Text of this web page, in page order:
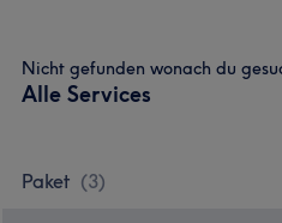
Nicht gefunden wonach du
Alle Services
Paket (3)